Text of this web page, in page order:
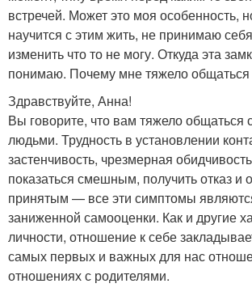
встречей. Может это моя особенность,
научится с этим жить, не принимаю
изменить что то не могу. Откуда эта
понимаю. Почему мне тяжело
Здравствуйте, Анна!
Вы говорите, что вам тяжело общаться
людьми. Трудность в установлении
застенчивость, чрезмерная
показаться смешным, получить отказ и
принятым — все эти симптомы
заниженной самооценки. Как и другие
личности, отношение к себе
самых первых и важных для нас
отношениях с родителями.